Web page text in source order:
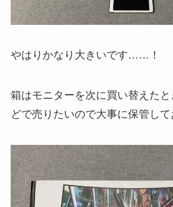
やはりかなり大きいです……！
箱はモニターを次に買い替えた
どで売りたいので大事に保管して